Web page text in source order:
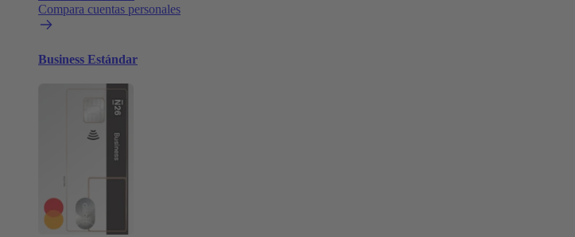
Compara cuentas personales
Business Estándar